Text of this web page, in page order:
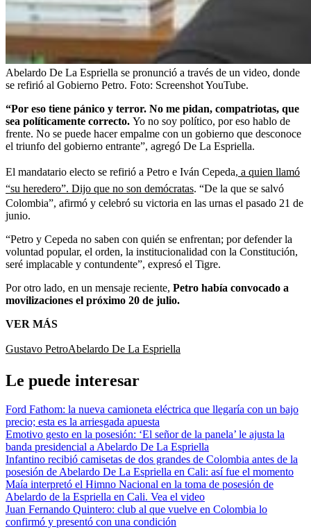
Abelardo De La Espriella se pronunció a través de un video, donde
se refirió al Gobierno Petro. Foto: Screenshot YouTube.
“Por eso tiene pánico y terror. No me pidan, compatriotas, que
sea políticamente correcto. Yo no soy político, por eso hablo de
frente. No se puede hacer empalme con un gobierno que desconoce
el triunfo del gobierno entrante”, agregó De La Espriella.
El mandatario electo se refirió a Petro e Iván Cepeda, a quien llamó
“su heredero”. Dijo que no son demócratas. “De la que se salvó
Colombia”, afirmó y celebró su victoria en las urnas el pasado 21 de
junio.
“Petro y Cepeda no saben con quién se enfrentan; por defender la
voluntad popular, el orden, la institucionalidad con la Constitución,
seré implacable y contundente”, expresó el Tigre.
Por otro lado, en un mensaje reciente, Petro había convocado a
movilizaciones el próximo 20 de julio.
VER MÁS
Gustavo PetroAbelardo De La Espriella
Le puede interesar
Ford Fathom: la nueva camioneta eléctrica que llegaría con un bajo
precio; esta es la arriesgada apuesta
Emotivo gesto en la posesión: ‘El señor de la panela’ le ajusta la
banda presidencial a Abelardo De La Espriella
Infantino recibió camisetas de dos grandes de Colombia antes de la
posesión de Abelardo De La Espriella en Cali: así fue el momento
Maía interpretó el Himno Nacional en la toma de posesión de
Abelardo de la Espriella en Cali. Vea el video
Juan Fernando Quintero: club al que vuelve en Colombia lo
confirmó y presentó con una condición